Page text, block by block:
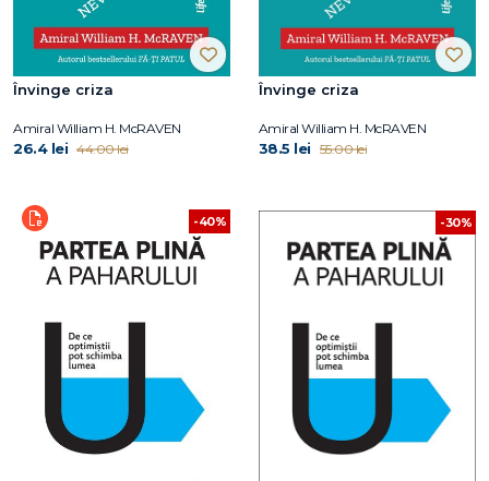
Învinge criza
Amiral William H. McRAVEN
26.4 lei 44.00 lei
Învinge criza
Amiral William H. McRAVEN
38.5 lei 55.00 lei
-40% -30%